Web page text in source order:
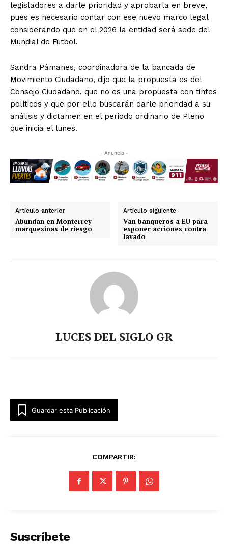
legisladores a darle prioridad y aprobarla en breve,
pues es necesario contar con ese nuevo marco legal
considerando que en el 2026 la entidad será sede del
Mundial de Futbol.
Sandra Pámanes, coordinadora de la bancada de
Movimiento Ciudadano, dijo que la propuesta es del
Consejo Ciudadano, que no es una propuesta con tintes
políticos y que por ello buscarán darle prioridad a su
análisis y dictamen en el periodo ordinario de Pleno
que inicia el lunes.
- Anuncio -
Artículo anterior
Abundan en Monterrey
marquesinas de riesgo
Artículo siguiente
Van banqueros a EU para
exponer acciones contra
lavado
LUCES DEL SIGLO GR
Guardar esta Publicación
COMPARTIR:
Suscríbete